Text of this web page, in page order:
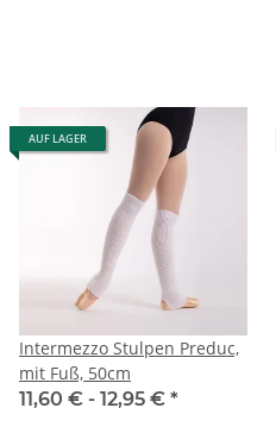
AUF LAGER
Intermezzo Stulpen Preduc,
mit Fuß, 50cm
11,60 € - 12,95 € *